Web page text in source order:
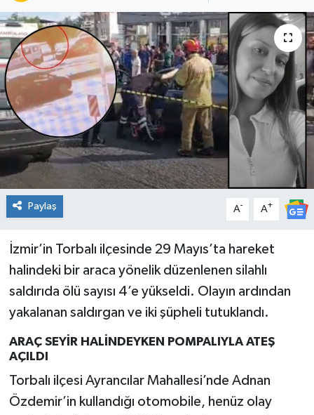
Paylaş A- A+
İzmir’in Torbalı ilçesinde 29 Mayıs’ta hareket
halindeki bir araca yönelik düzenlenen silahlı
saldırıda ölü sayısı 4’e yükseldi. Olayın ardından
yakalanan saldırgan ve iki şüpheli tutuklandı.
ARAÇ SEYİR HALİNDEYKEN POMPALIYLA ATEŞ
AÇILDI
Torbalı ilçesi Ayrancılar Mahallesi’nde Adnan
Özdemir’in kullandığı otomobile, henüz olay
Resmi İlanlar
Spor
Teknoloji
Tatil ve Seyahat
Çevre
Haber Arşivi